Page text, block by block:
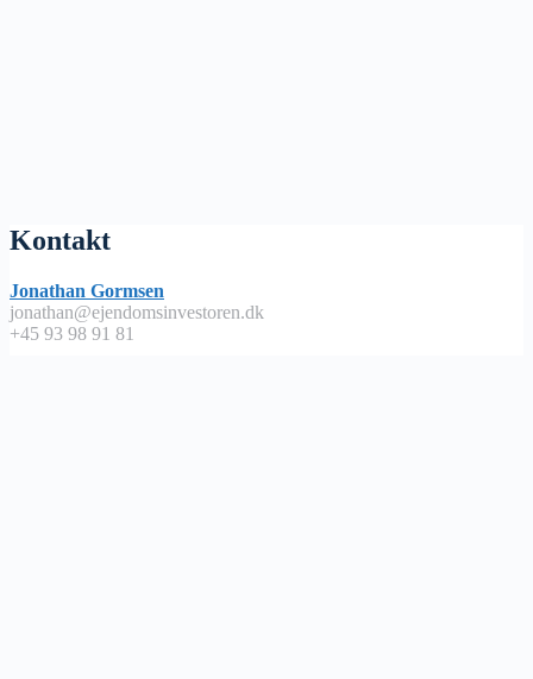
Kontakt
Jonathan Gormsen
jonathan@ejendomsinvestoren.dk
+45 93 98 91 81